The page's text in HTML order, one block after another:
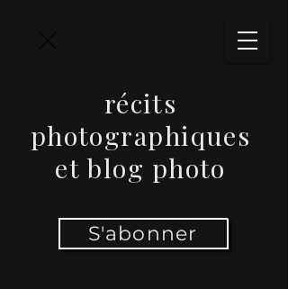
récits
photographiques
et blog photo
S'abonner